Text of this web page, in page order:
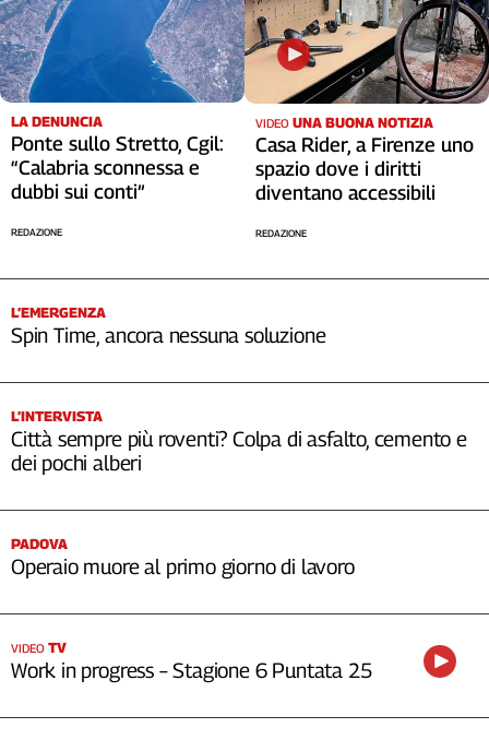
LA DENUNCIA
Ponte sullo Stretto, Cgil:
“Calabria sconnessa e
dubbi sui conti”
REDAZIONE
VIDEO UNA BUONA NOTIZIA
Casa Rider, a Firenze uno
spazio dove i diritti
diventano accessibili
REDAZIONE
L’EMERGENZA
Spin Time, ancora nessuna soluzione
L’INTERVISTA
Città sempre più roventi? Colpa di asfalto, cemento e
dei pochi alberi
PADOVA
Operaio muore al primo giorno di lavoro
VIDEO TV
Work in progress – Stagione 6 Puntata 25